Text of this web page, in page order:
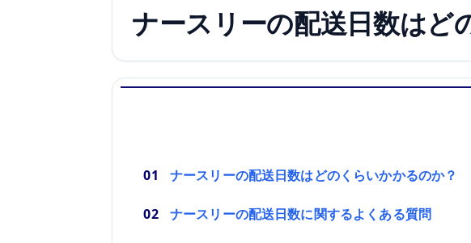
ナースリーの配送日数はど
ナースリーの配送日数はどのくらいかかるのか？
ナースリーの配送日数に関するよくある質問